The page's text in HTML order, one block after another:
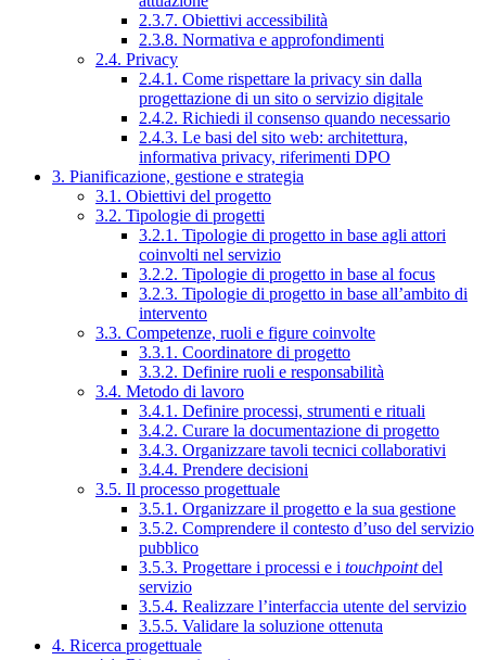
2.3.7. Obiettivi accessibilità
2.3.8. Normativa e approfondimenti
2.4. Privacy
2.4.1. Come rispettare la privacy sin dalla
progettazione di un sito o servizio digitale
2.4.2. Richiedi il consenso quando necessario
2.4.3. Le basi del sito web: architettura,
informativa privacy, riferimenti DPO
3. Pianificazione, gestione e strategia
3.1. Obiettivi del progetto
3.2. Tipologie di progetti
3.2.1. Tipologie di progetto in base agli attori
coinvolti nel servizio
3.2.2. Tipologie di progetto in base al focus
3.2.3. Tipologie di progetto in base all’ambito di
intervento
3.3. Competenze, ruoli e figure coinvolte
3.3.1. Coordinatore di progetto
3.3.2. Definire ruoli e responsabilità
3.4. Metodo di lavoro
3.4.1. Definire processi, strumenti e rituali
3.4.2. Curare la documentazione di progetto
3.4.3. Organizzare tavoli tecnici collaborativi
3.4.4. Prendere decisioni
3.5. Il processo progettuale
3.5.1. Organizzare il progetto e la sua gestione
3.5.2. Comprendere il contesto d’uso del servizio
pubblico
3.5.3. Progettare i processi e i touchpointdel
servizio
3.5.4. Realizzare l’interfaccia utente del servizio
3.5.5. Validare la soluzione ottenuta
4. Ricerca progettuale